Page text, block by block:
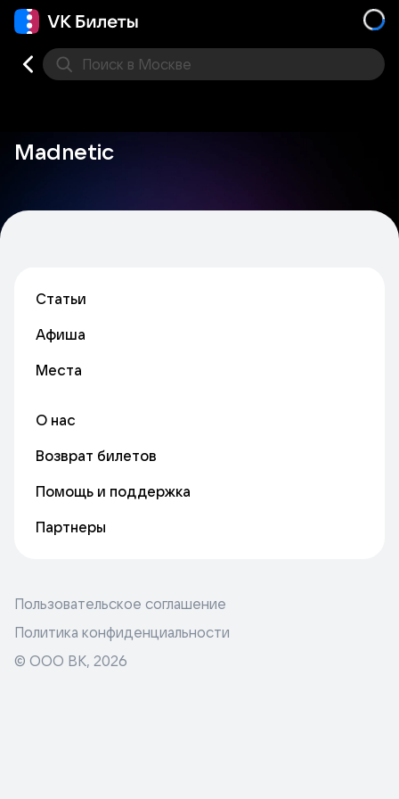
Поиск в Москве
Madnetic
Статьи
Афиша
Места
О нас
Возврат билетов
Помощь и поддержка
Партнеры
Пользовательское соглашение
Политика конфиденциальности
© ООО ВК, 2026